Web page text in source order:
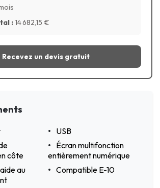
:14 682,15 €
Recevez un devis gratuit
USB
côte
Écran multifonction
entièrement numérique
au
Compatible E-10